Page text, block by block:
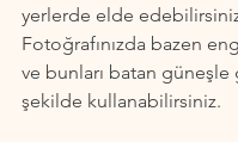
yerlerde elde
Fotoğrafınızda bazen
ve bunları batan güneşle
şekilde kullanabilirsiniz.